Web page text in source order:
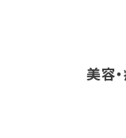
美容